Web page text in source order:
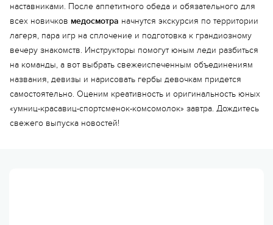
наставниками. После аппетитного обеда и обязательного для
всех новичков медосмотра начнутся экскурсия по территории
лагеря, пара игр на сплочение и подготовка к грандиозному
вечеру знакомств. Инструкторы помогут юным леди разбиться
на команды, а вот выбрать свежеиспеченным объединениям
названия, девизы и нарисовать гербы девочкам придется
самостоятельно. Оценим креативность и оригинальность юных
«умниц-красавиц-спортсменок-комсомолок» завтра. Дождитесь
свежего выпуска новостей!